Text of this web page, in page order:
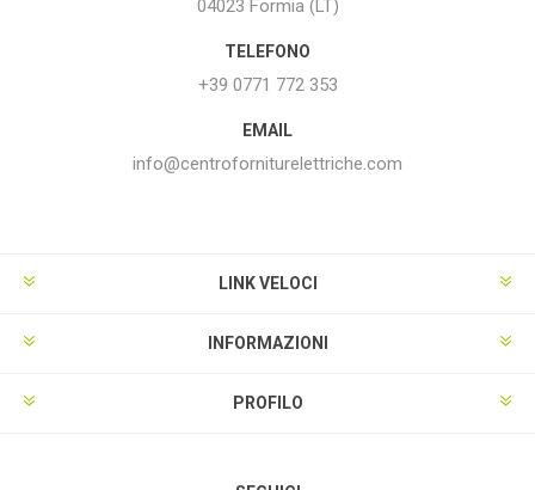
04023 Formia (LT)
TELEFONO
+39 0771 772 353
EMAIL
info@centroforniturelettriche.com
LINK VELOCI
INFORMAZIONI
PROFILO